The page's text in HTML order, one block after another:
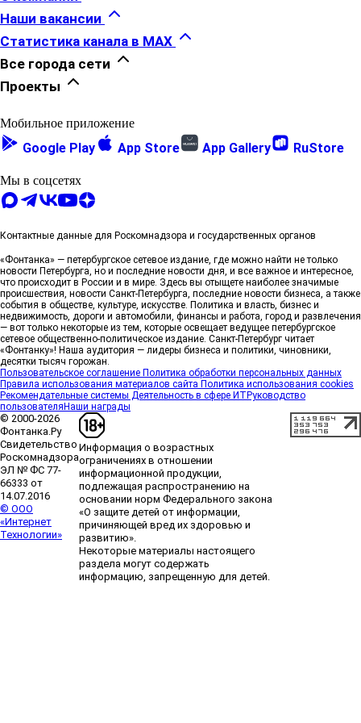
ГК «Едино» поздравляет коллег и партнёров с
Днём строителя!
7 августа, 13:41
жильё*Теперь квартиру в сданном ЖК
«Образцовый квартал 14» можно купить со
специальной скидкой.
клиентоориентированный застройщик
Ленинградской области» 2026Группа Аквилон
стала одним из победителей конкурса «Лучшая
строительная организация Ленинградской области
2026» в номинации «Самый
клиентоориентированный застройщик
Ленинградской области».
6 августа, 16:50
«Лучший проект КРТ» Ленобласти — микрорайон
«Город Звёзд»Победителем профессионального
конкурса «Лучшая строительная организация 2025
года» в номинации «За лучший проект
комплексного развития территорий» стал жилой
микрорайон «Город Звёзд».
6 августа, 16:07
ГК «А101» и фонд «НИКА» объединяют усилия для
защиты животных в рамках программы
биоразнообразияГруппа компаний «А101» и
Благотворительный фонд помощи бездомным
животным «НИКА» заключили соглашение о
стратегическом сотрудничестве.
Наши вакансии
Статистика канала в MAX
Все города сети
Проекты
Мобильное приложение
Google Play App Store App Gallery RuStore
Мы в соцсетях
Контактные данные для Роскомнадзора и государственных органов
«Фонтанка» — петербургское сетевое издание, где можно найти не только
новости Петербурга, но и последние новости дня, и все важное и интересное,
что происходит в России и в мире. Здесь вы отыщете наиболее значимые
происшествия, новости Санкт-Петербурга, последние новости бизнеса, а также
события в обществе, культуре, искусстве. Политика и власть, бизнес и
недвижимость, дороги и автомобили, финансы и работа, город и развлечения
— вот только некоторые из тем, которые освещает ведущее петербургское
сетевое общественно-политическое издание. Санкт-Петербург читает
«Фонтанку»! Наша аудитория — лидеры бизнеса и политики, чиновники,
десятки тысяч горожан.
Пользовательское соглашение Политика обработки персональных данных
Правила использования материалов сайта Политика использования cookies
Рекомендательные системы Деятельность в сфере ИТ Руководство
пользователя Наши награды
© 2000-2026
Фонтанка.Ру
Свидетельство
Роскомнадзора
ЭЛ № ФС 77-
66333 от
14.07.2016
© ООО
«Интернет
Технологии»
Информация о возрастных
ограничениях в отношении
информационной продукции,
подлежащая распространению на
основании норм Федерального закона
«О защите детей от информации,
причиняющей вред их здоровью и
развитию».
Некоторые материалы настоящего
раздела могут содержать
информацию, запрещенную для детей.